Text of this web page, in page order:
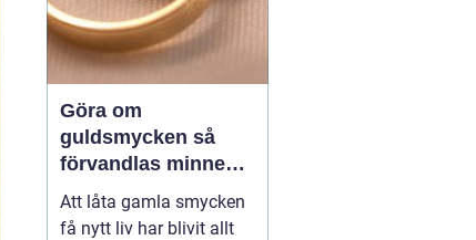
Göra om
guldsmycken så
förvandlas minnen
till nya favoriter
Att låta gamla smycken
få nytt liv har blivit allt